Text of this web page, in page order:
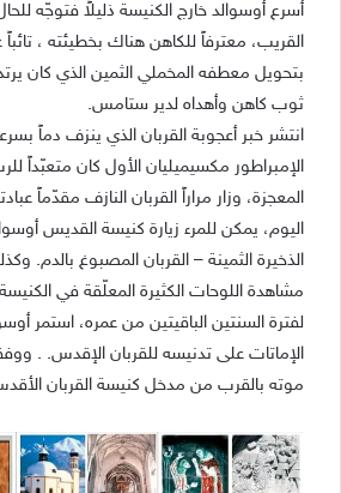
أسرع أوسوالد خارج الكنيسة ذليلاً فتوجّه
القريب، معترفاً للكاهن هناك بخطيئته ،
بتحويل معطفه المخملي الثمين الذي كان
ثوب كاهن وأهداه لدير ستامس.
انتشر خبر أعجوبة القربان الذي ينزف دماً
الإمبراطور مكسيميليان الأول كان متعبّداً
المعجزة، وزار مراراً القربان النازف مقدّماً
اليوم، يمكن للمرء زيارة كنيسة القديس
الذخيرة الثمينة – القربان المصبوغ بالدم.
مشاهدة اللوحات الكثيرة المعلّقة في
لفترة السنتين الباقيتين من عمره، استمر
الإماتات على تدنيسه للقربان الإقدس. .
موته بالقرب من مدخل كنيسة القربان